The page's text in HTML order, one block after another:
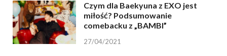
Czym dla Baekyuna z EXO jest
miłość? Podsumowanie
comebacku z „BAMBI”
27/04/2021